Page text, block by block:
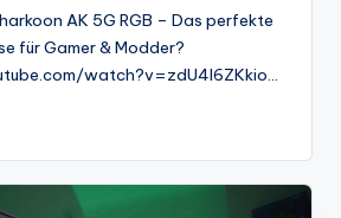
AK 5G RGB – Das perfekte
für Gamer & Modder?
watch?v=zdU4l6ZKkio…